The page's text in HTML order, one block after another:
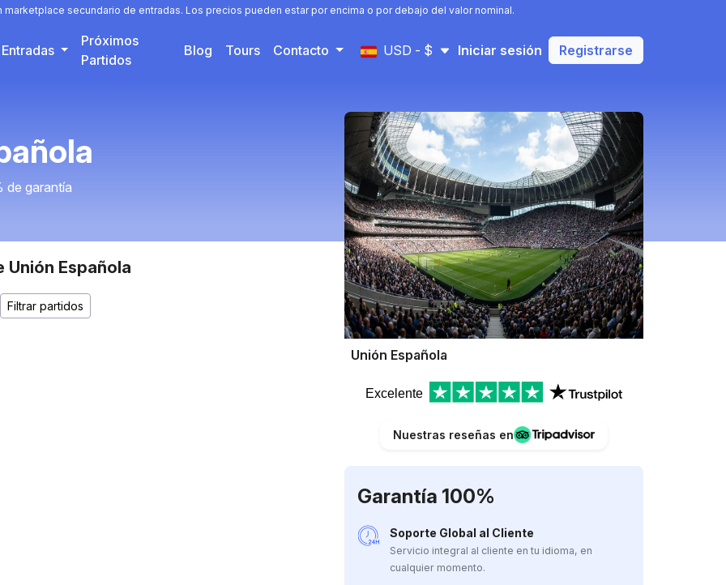
marketplace secundario de entradas. Los precios pueden estar por encima o por debajo del valor nominal.
Entradas
Próximos
Partidos
Blog Tours Contacto USD - $ Iniciar sesión Registrarse
de garantía
Unión Española
Excelente
Nuestras reseñas en
Garantía 100%
Soporte Global al Cliente
Servicio integral al cliente en tu idioma, en
cualquier momento.
Española